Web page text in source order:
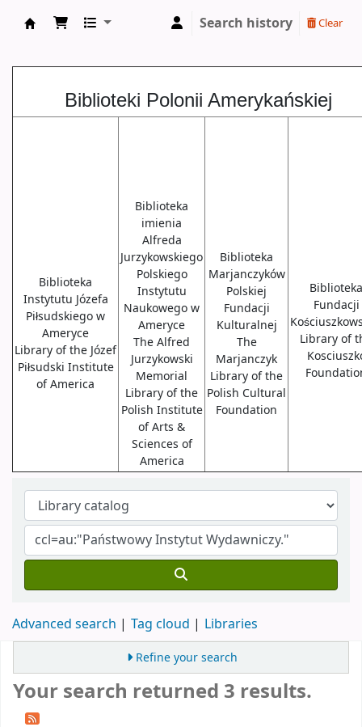
Search history Clear
Biblioteki Polonii Amerykańskiej
Biblioteka
Instytutu Józefa
Piłsudskiego w
Ameryce
Library of the Józef
Piłsudski Institute
of America
Biblioteka
imienia
Alfreda
Jurzykowskiego
Polskiego
Instytutu
Naukowego w
Ameryce
The Alfred
Jurzykowski
Memorial
Library of the
Polish Institute
of Arts &
Sciences of
America
Biblioteka
Marjanczyków
Polskiej
Fundacji
Kulturalnej
The
Marjanczyk
Library of the
Polish Cultural
Foundation
Biblioteka
Fundacji
Library of
Advanced search Tag cloud Libraries
Refine your search
Your search returned 3 results.